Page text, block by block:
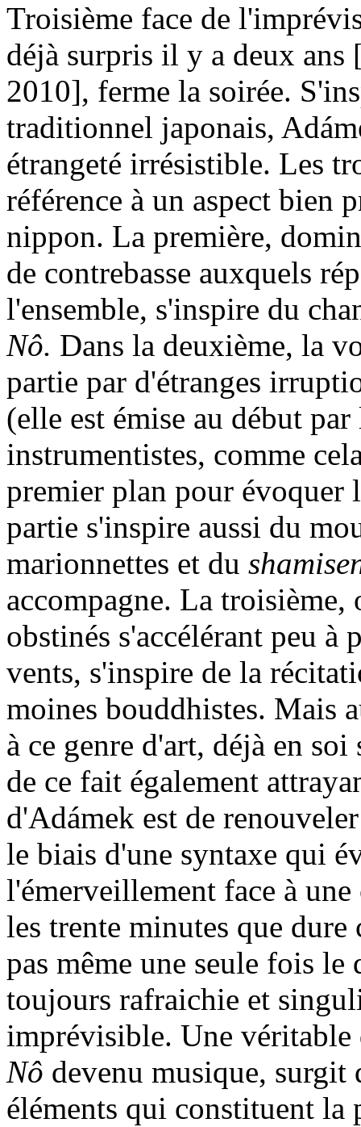
Troisième face de
déjà surpris il y a deux
2010], ferme la soirée.
traditionnel japonais,
étrangeté irrésistible. Les
référence à un aspect bien
nippon. La première,
de contrebasse auxquels
l'ensemble, s'inspire du
Nô. Dans la deuxième, la
partie par d'étranges
(elle est émise au début
instrumentistes, comme
premier plan pour évoquer
partie s'inspire aussi du
marionnettes et du
accompagne. La
obstinés s'accélérant peu à
vents, s'inspire de la
moines bouddhistes. Mais
à ce genre d'art, déjà en
de ce fait également
d'Adámek est de
le biais d'une syntaxe qui
l'émerveillement face à
les trente minutes que dure
pas même une seule fois le
toujours rafraichie et
imprévisible. Une
Nô devenu musique, surgit
éléments qui constituent la